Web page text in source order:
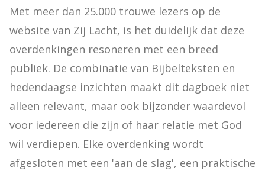
Met meer dan 25.000 trouwe lezers op de
website van Zij Lacht, is het duidelijk dat deze
overdenkingen resoneren met een breed
publiek. De combinatie van Bijbelteksten en
hedendaagse inzichten maakt dit dagboek niet
alleen relevant, maar ook bijzonder waardevol
voor iedereen die zijn of haar relatie met God
wil verdiepen. Elke overdenking wordt
afgesloten met een 'aan de slag', een praktische